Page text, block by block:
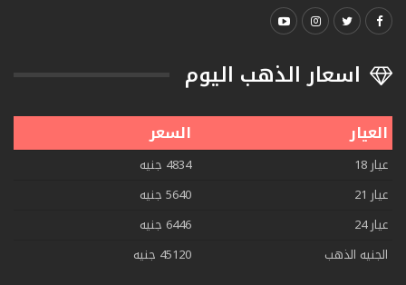
اسعار الذهب اليوم
العيار السعر
عيار 18
4834 جنيه
عيار 21
5640 جنيه
عيار 24
6446 جنيه
الجنيه الذهب
45120 جنيه